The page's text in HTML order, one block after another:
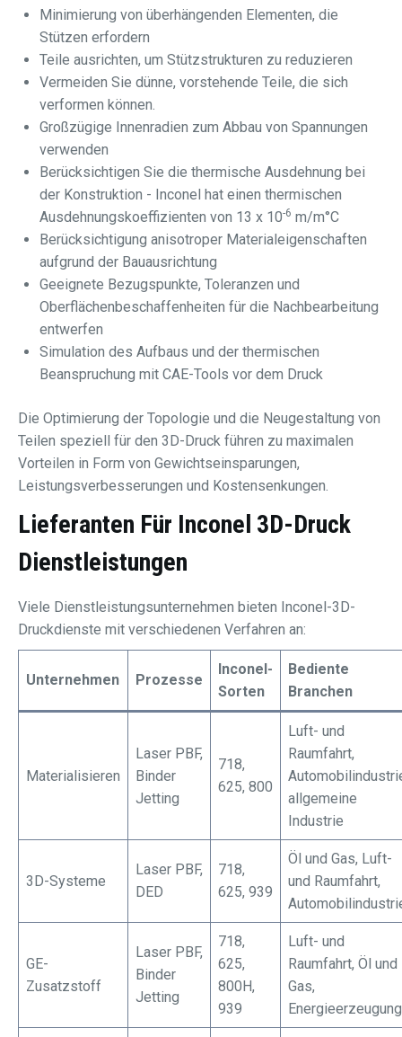
Minimierung von überhängenden Elementen, die
Stützen erfordern
Teile ausrichten, um Stützstrukturen zu reduzieren
Vermeiden Sie dünne, vorstehende Teile, die sich
verformen können.
Großzügige Innenradien zum Abbau von Spannungen
verwenden
Berücksichtigen Sie die thermische Ausdehnung bei
der Konstruktion - Inconel hat einen thermischen
Ausdehnungskoeffizienten von 13 x 10-6 m/m°C
Berücksichtigung anisotroper Materialeigenschaften
aufgrund der Bauausrichtung
Geeignete Bezugspunkte, Toleranzen und
Oberflächenbeschaffenheiten für die Nachbearbeitung
entwerfen
Simulation des Aufbaus und der thermischen
Beanspruchung mit CAE-Tools vor dem Druck
Die Optimierung der Topologie und die Neugestaltung von
Teilen speziell für den 3D-Druck führen zu maximalen
Vorteilen in Form von Gewichtseinsparungen,
Leistungsverbesserungen und Kostensenkungen.
Lieferanten Für Inconel 3D-Druck
Dienstleistungen
Viele Dienstleistungsunternehmen bieten Inconel-3D-
Druckdienste mit verschiedenen Verfahren an:
Unternehmen Prozesse
Inconel-
Sorten
Bediente
Branchen
Materialisieren
Laser PBF,
Binder
Jetting
718,
625, 800
Luft- und
Raumfahrt,
allgemeine
Industrie
3D-Systeme
Laser PBF,
DED
718,
625, 939
Öl und Gas, Luft-
und Raumfahrt,
GE-
Zusatzstoff
Laser PBF,
Binder
Jetting
718,
625,
800H,
939
Luft- und
Raumfahrt, Öl und
Gas,
Energieerzeugung